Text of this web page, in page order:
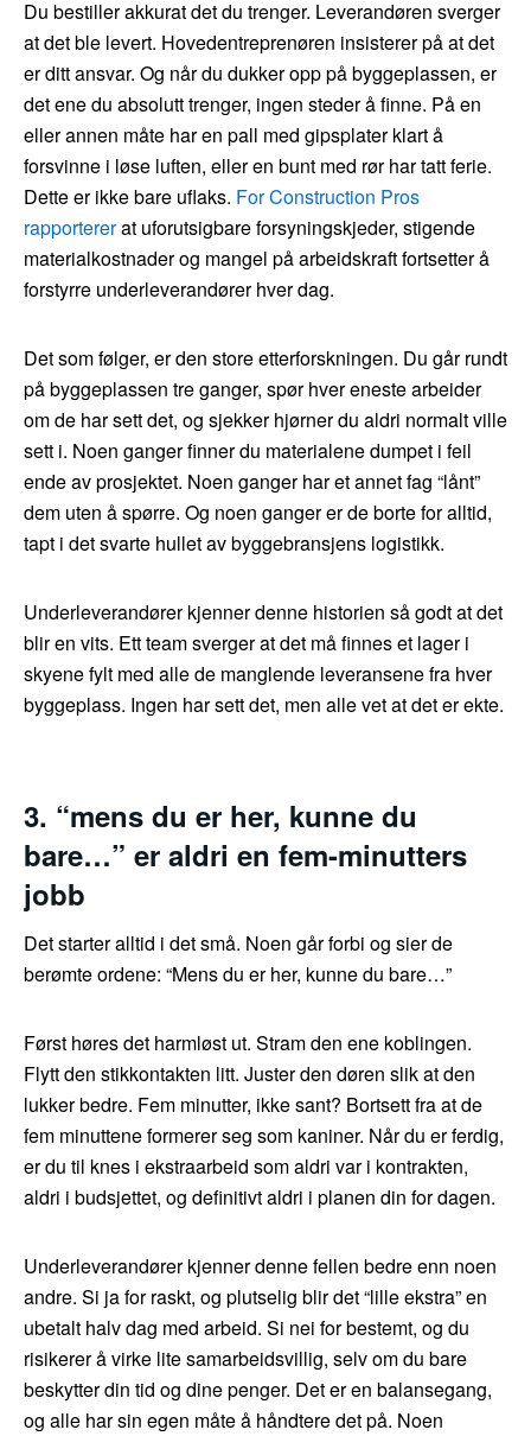
Du bestiller akkurat det du trenger. Leverandøren sverger
at det ble levert. Hovedentreprenøren insisterer på at det
er ditt ansvar. Og når du dukker opp på byggeplassen, er
det ene du absolutt trenger, ingen steder å finne. På en
eller annen måte har en pall med gipsplater klart å
forsvinne i løse luften, eller en bunt med rør har tatt ferie.
Dette er ikke bare uflaks. For Construction Pros
rapportererat uforutsigbare forsyningskjeder, stigende
materialkostnader og mangel på arbeidskraft fortsetter å
forstyrre underleverandører hver dag.
Det som følger, er den store etterforskningen. Du går rundt
på byggeplassen tre ganger, spør hver eneste arbeider
om de har sett det, og sjekker hjørner du aldri normalt ville
sett i. Noen ganger finner du materialene dumpet i feil
ende av prosjektet. Noen ganger har et annet fag “lånt”
dem uten å spørre. Og noen ganger er de borte for alltid,
tapt i det svarte hullet av byggebransjens logistikk.
Underleverandører kjenner denne historien så godt at det
blir en vits. Ett team sverger at det må finnes et lager i
skyene fylt med alle de manglende leveransene fra hver
byggeplass. Ingen har sett det, men alle vet at det er ekte.
3. “mens du er her, kunne du
bare…” er aldri en fem-minutters
jobb
Det starter alltid i det små. Noen går forbi og sier de
berømte ordene: “Mens du er her, kunne du bare…”
Først høres det harmløst ut. Stram den ene koblingen.
Flytt den stikkontakten litt. Juster den døren slik at den
lukker bedre. Fem minutter, ikke sant? Bortsett fra at de
fem minuttene formerer seg som kaniner. Når du er ferdig,
er du til knes i ekstraarbeid som aldri var i kontrakten,
aldri i budsjettet, og definitivt aldri i planen din for dagen.
Underleverandører kjenner denne fellen bedre enn noen
andre. Si ja for raskt, og plutselig blir det “lille ekstra” en
ubetalt halv dag med arbeid. Si nei for bestemt, og du
risikerer å virke lite samarbeidsvillig, selv om du bare
beskytter din tid og dine penger. Det er en balansegang,
og alle har sin egen måte å håndtere det på. Noen